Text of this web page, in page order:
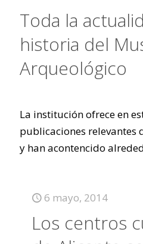
Toda la
historia del
Arqueológico
La institución ofrece en
publicaciones relevantes
y han acontencido
6 mayo, 2014
Los centros